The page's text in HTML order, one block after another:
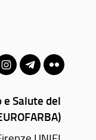
Salute del